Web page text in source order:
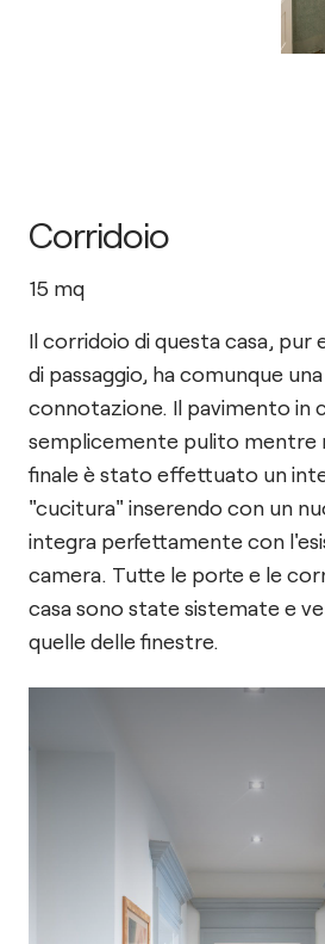
Corridoio
15 mq
Il corridoio di questa casa, pur
di passaggio, ha comunque
connotazione. Il pavimento in
semplicemente pulito mentre
finale è stato effettuato un
"cucitura" inserendo con un
integra perfettamente con
camera. Tutte le porte e le
casa sono state sistemate e
quelle delle finestre.